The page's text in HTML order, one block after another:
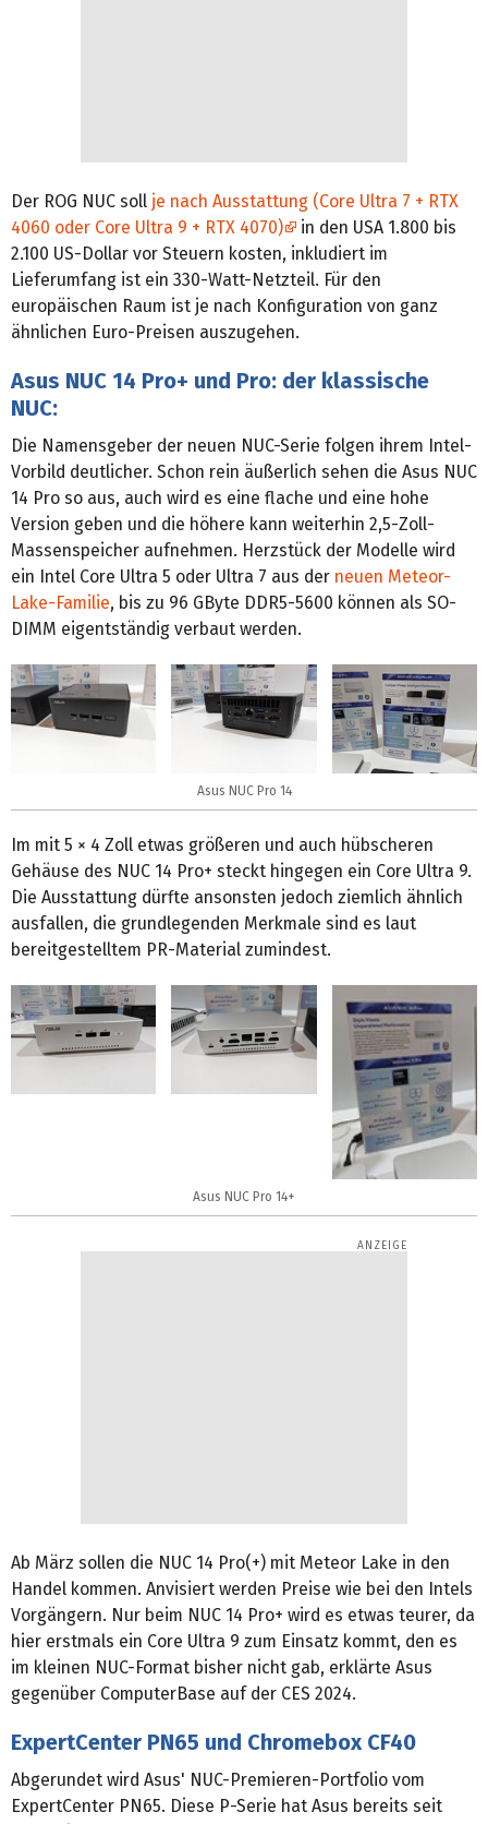
Der ROG NUC soll je nach Ausstattung (Core Ultra 7 + RTX
4060 oder Core Ultra 9 + RTX 4070)
in den USA 1.800 bis
2.100 US-Dollar vor Steuern kosten, inkludiert im
Lieferumfang ist ein 330-Watt-Netzteil. Für den
europäischen Raum ist je nach Konfiguration von ganz
ähnlichen Euro-Preisen auszugehen.
Asus NUC 14 Pro+ und Pro: der klassische
NUC:
Die Namensgeber der neuen NUC-Serie folgen ihrem Intel-
Vorbild deutlicher. Schon rein äußerlich sehen die Asus NUC
14 Pro so aus, auch wird es eine flache und eine hohe
Version geben und die höhere kann weiterhin 2,5-Zoll-
Massenspeicher aufnehmen. Herzstück der Modelle wird
ein Intel Core Ultra 5 oder Ultra 7 aus der neuen Meteor-
Lake-Familie, bis zu 96 GByte DDR5-5600 können als SO-
DIMM eigentständig verbaut werden.
Asus NUC Pro 14
Im mit 5 × 4 Zoll etwas größeren und auch hübscheren
Gehäuse des NUC 14 Pro+ steckt hingegen ein Core Ultra 9.
Die Ausstattung dürfte ansonsten jedoch ziemlich ähnlich
ausfallen, die grundlegenden Merkmale sind es laut
bereitgestelltem PR-Material zumindest.
Asus NUC Pro 14+
Ab März sollen die NUC 14 Pro(+) mit Meteor Lake in den
Handel kommen. Anvisiert werden Preise wie bei den Intels
Vorgängern. Nur beim NUC 14 Pro+ wird es etwas teurer, da
hier erstmals ein Core Ultra 9 zum Einsatz kommt, den es
im kleinen NUC-Format bisher nicht gab, erklärte Asus
gegenüber ComputerBase auf der CES 2024.
ExpertCenter PN65 und Chromebox CF40
Abgerundet wird Asus' NUC-Premieren-Portfolio vom
ExpertCenter PN65. Diese P-Serie hat Asus bereits seit